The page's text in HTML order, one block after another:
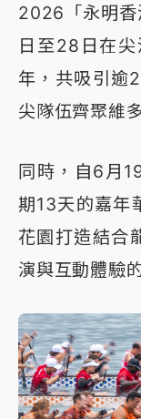
2026「永明香
日至28日在
年，共吸引逾
尖隊伍齊聚維
同時，自6月
期13天的嘉年
花園打造結合
演與互動體驗